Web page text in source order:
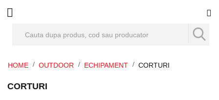
HOME OUTDOOR ECHIPAMENT CORTURI
CORTURI